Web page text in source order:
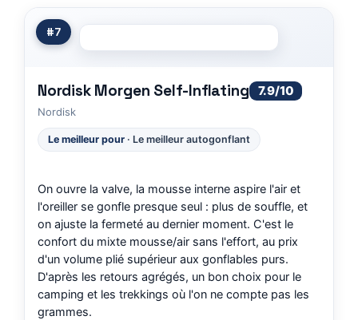
#7
Nordisk Morgen Self-Inflating 7.9/10
Nordisk
Le meilleur pour · Le meilleur autogonflant
On ouvre la valve, la mousse interne aspire l'air et
l'oreiller se gonfle presque seul : plus de souffle, et
on ajuste la fermeté au dernier moment. C'est le
confort du mixte mousse/air sans l'effort, au prix
d'un volume plié supérieur aux gonflables purs.
D'après les retours agrégés, un bon choix pour le
camping et les trekkings où l'on ne compte pas les
grammes.